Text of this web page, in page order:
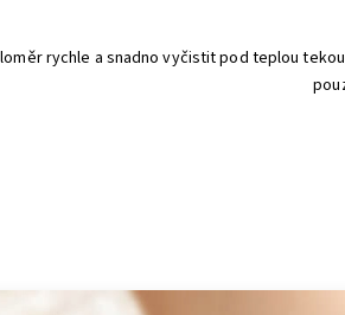
rychle a snadno vyčistit pod teplou